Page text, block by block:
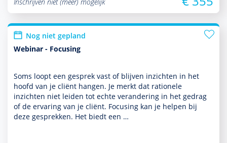
Nog niet gepland
Webinar - Focusing
Soms loopt een gesprek vast of blijven inzichten in het
hoofd van je cliënt hangen. Je merkt dat rationele
inzichten niet leiden tot echte veran­de­ring in het gedrag
of de ervaring van je cliënt. Focusing kan je helpen bij
deze gesprekken. Het biedt een …